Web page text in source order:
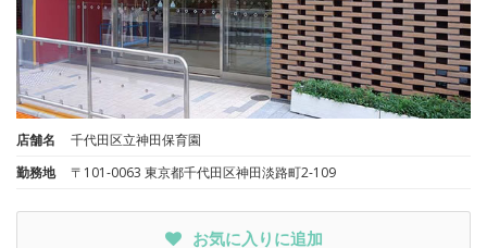
店舗名
千代田区立神田保育園
勤務地
〒101-0063 東京都千代田区神田淡路町2-109
お気に入りに追加